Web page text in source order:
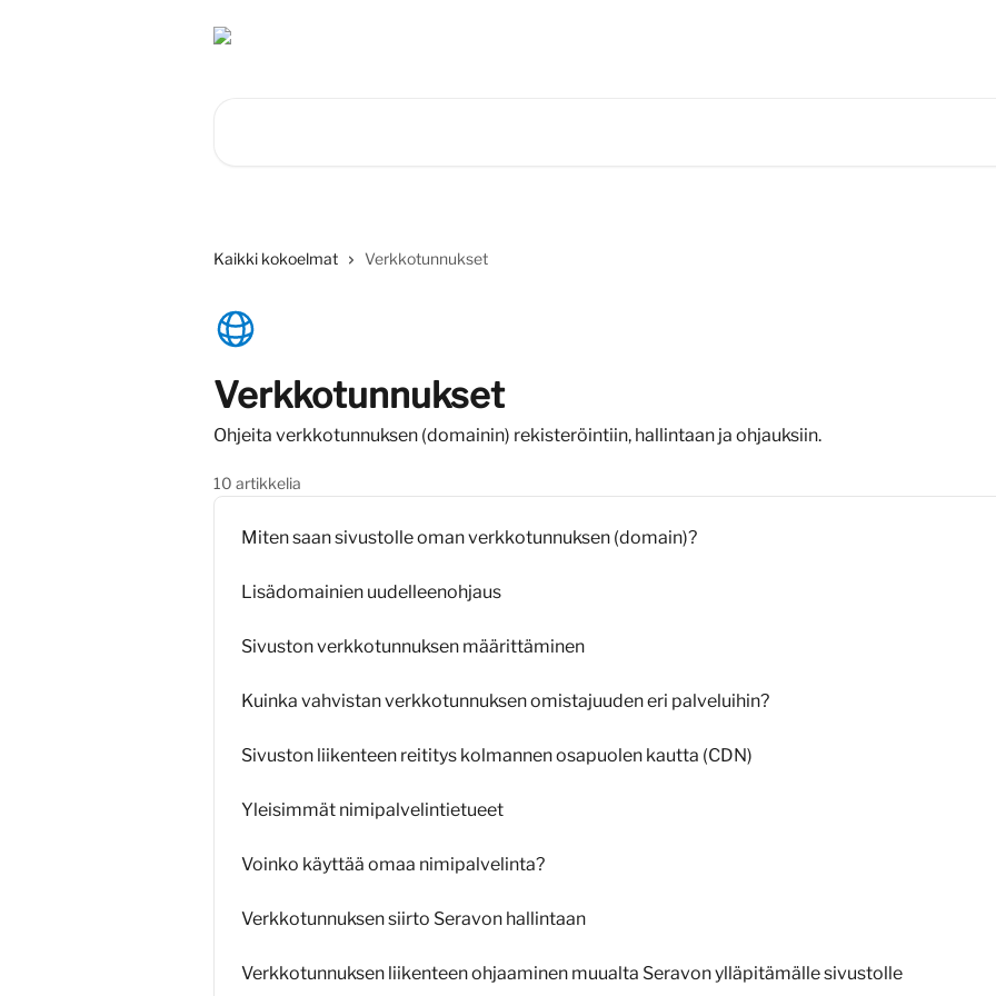
Kaikki kokoelmat Verkkotunnukset
Verkkotunnukset
Ohjeita verkkotunnuksen (domainin) rekisteröintiin, hallintaan ja ohjauksiin.
10 artikkelia
Miten saan sivustolle oman verkkotunnuksen (domain)?
Lisädomainien uudelleenohjaus
Sivuston verkkotunnuksen määrittäminen
Kuinka vahvistan verkkotunnuksen omistajuuden eri palveluihin?
Sivuston liikenteen reititys kolmannen osapuolen kautta (CDN)
Yleisimmät nimipalvelintietueet
Voinko käyttää omaa nimipalvelinta?
Verkkotunnuksen siirto Seravon hallintaan
Verkkotunnuksen liikenteen ohjaaminen muualta Seravon ylläpitämälle sivustolle